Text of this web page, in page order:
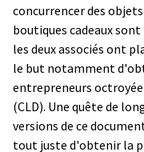
concurrencer des
boutiques cadeaux
les deux associés ont
le but notamment
entrepreneurs
(CLD). Une quête de
versions de ce
tout juste d'obtenir la